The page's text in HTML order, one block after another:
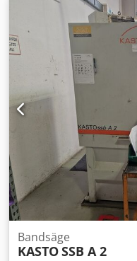
Förderband,
linksseitiger
Serien-Nr.: 22171425,
Chedezqy Tvopfx Alyja
Bandsäge
KASTOSSB A 2